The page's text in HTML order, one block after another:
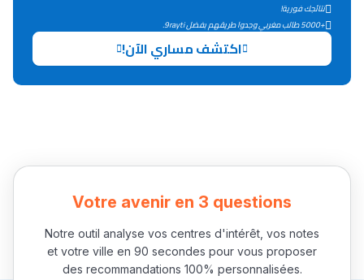
التعليم الثانوي الإعدادي
Post-Bac
Interviews/Vidéos
+ de 89 Interviews/Vidéos
دليل المهن
نتائجك فورية!
+5000 طالب مغربي وجدوا طريقهم بفضل 9rayti.
اكتشف مساري الآن!
Votre avenir en 3 questions
Notre outil analyse vos centres d'intérêt, vos notes
et votre ville en 90 secondes pour vous proposer
des recommandations 100% personnalisées.